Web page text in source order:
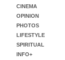
CINEMA
OPINION
PHOTOS
LIFESTYLE
SPIRITUAL
INFO+